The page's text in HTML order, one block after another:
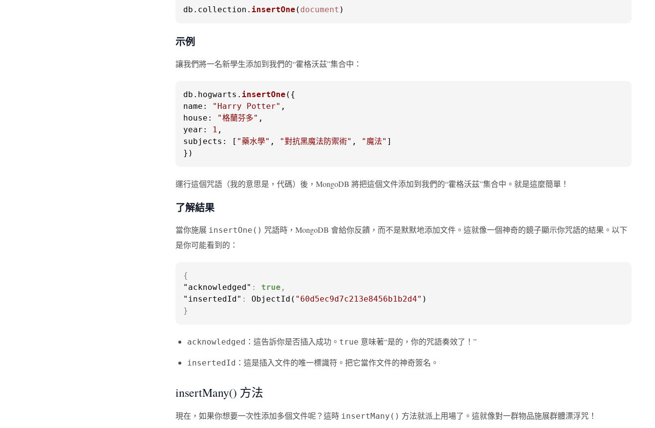
db. collection . insertOne ( document )
示例
讓我們將一名新學生添加到我們的“霍格沃茲”集合中：
db. hogwarts . insertOne
name : "Harry Potter"
house : "格蘭芬多"
year : 1
subjects : [ "藥水學" , "對抗黑魔法防禦術" , "魔法" ]
})
運行這個咒語（我的意思是，代碼）後，MongoDB 將把這個文件添加到我們的“霍格沃茲”集合中。就是這麼簡單！
了解結果
當你施展 insertOne() 咒語時，MongoDB 會給你反饋，而不是默默地添加文件。這就像一個神奇的鏡子顯示你咒語的結果。以下
是你可能看到的：
{
"acknowledged" : true ,
"insertedId" : ObjectId( "60d5ec9d7c213e8456b1b2d4"
}
acknowledged ：這告訴你是否插入成功。 true 意味著“是的，你的咒語奏效了！”
insertedId ：這是插入文件的唯一標識符。把它當作文件的神奇簽名。
insertMany() 方法
現在，如果你想要一次性添加多個文件呢？這時 insertMany() 方法就派上用場了。這就像對一群物品施展群體漂浮咒！